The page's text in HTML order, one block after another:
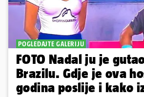
POGLEDAJTE GALERIJU
FOTO Nadal ju je
Brazilu. Gdje je ova
godina poslije i kako